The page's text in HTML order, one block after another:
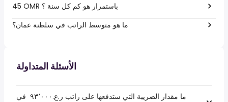
45 OMR باستمرار هو كم كل سنة ؟
ما هو متوسط الراتب في سلطنة عمان؟
الأسئلة المتداولة
ما مقدار الضريبة التي ستدفعها على راتب ر.ع.‏٩٣٬٠٠٠ ‏ في